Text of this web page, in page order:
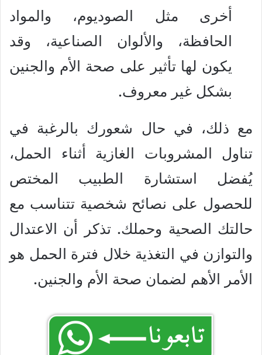
أخرى مثل الصوديوم، والمواد
الحافظة، والألوان الصناعية، وقد
يكون لها تأثير على صحة الأم والجنين
بشكل غير معروف.
مع ذلك، في حال شعورك بالرغبة في
تناول المشروبات الغازية أثناء الحمل،
يُفضل استشارة الطبيب المختص
للحصول على نصائح شخصية تتناسب مع
حالتك الصحية وحملك. تذكر أن الاعتدال
والتوازن في التغذية خلال فترة الحمل هو
الأمر الأهم لضمان صحة الأم والجنين.